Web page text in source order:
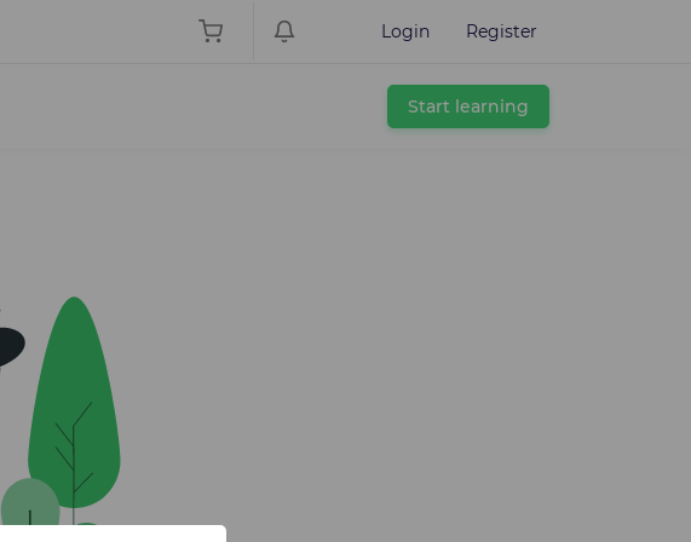
Login Register
Start learning